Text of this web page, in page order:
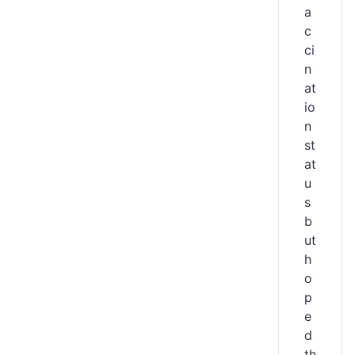
a
c
ci
n
at
io
n
st
at
u
s
b
ut
h
o
p
e
d